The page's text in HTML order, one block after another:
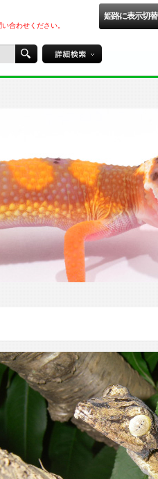
姫路に表示切替
い合わせください。